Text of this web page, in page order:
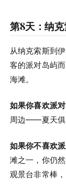
第8天：纳
从纳克索斯到
客的派对岛屿
海滩。
如果你喜欢派对
周边——夏天俱
如果你不喜欢派
滩之一，你仍
观景台非常棒